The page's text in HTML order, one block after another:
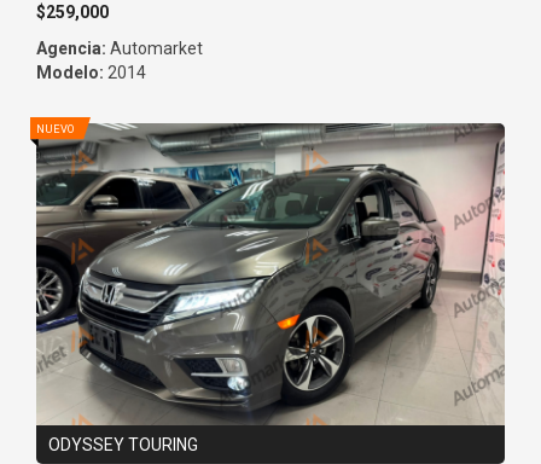
$259,000
Agencia: Automarket
Modelo: 2014
ODYSSEY TOURING